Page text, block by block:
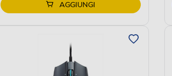
AGGIUNGI